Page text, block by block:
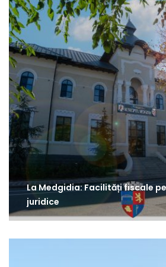
La Medgidia: Facilități fiscale
juridice